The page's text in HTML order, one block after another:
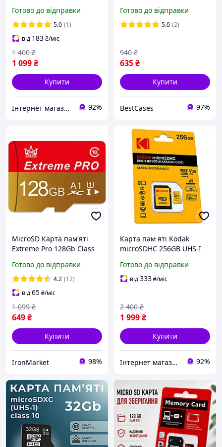
100MB/s + SD адаптер для
телефону, камери, дрона
Готово до відправки
5.0 (1)
від 183₴/міс
1 099₴
1 400 ₴
Купити
Інтернет магазин "My Car Store" 92%
Готово до відправки
5.0 (2)
635₴
940 ₴
Купити
BestCases 97%
MicroSD Карта пам'яті
Extreme Pro 128Gb Class
Готово до відправки
4.2 (12)
від65₴/міс
649₴
1 099 ₴
Купити
IronMarket 98%
Карта пам яті Kodak
microSDHC 256GB UHS-I
100MB/s + SD адаптер для
телефону, камери, дрона
Готово до відправки
від333₴/міс
1 999₴
2 400 ₴
Купити
Інтернет магазин "My Car Store" 92%